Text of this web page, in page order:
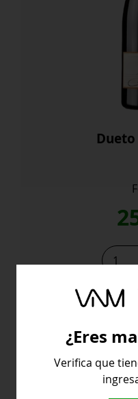
Dueto
de
España
¿Eres
Verifica que